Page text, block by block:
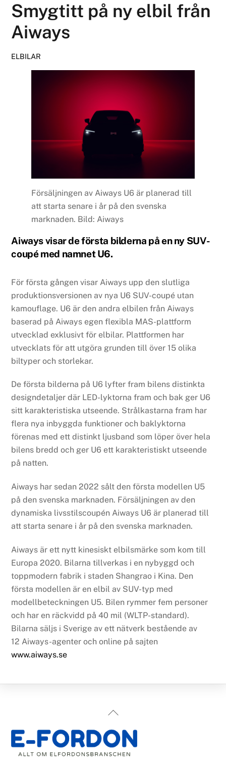
Smygtitt på ny elbil från
Aiways
ELBILAR
Försäljningen av Aiways U6 är planerad till
att starta senare i år på den svenska
marknaden. Bild: Aiways
Aiways visar de första bilderna på en ny SUV-
coupé med namnet U6.
För första gången visar Aiways upp den slutliga
produktionsversionen av nya U6 SUV-coupé utan
kamouflage. U6 är den andra elbilen från Aiways
baserad på Aiways egen flexibla MAS-plattform
utvecklad exklusivt för elbilar. Plattformen har
utvecklats för att utgöra grunden till över 15 olika
biltyper och storlekar.
De första bilderna på U6 lyfter fram bilens distinkta
designdetaljer där LED-lyktorna fram och bak ger U6
sitt karakteristiska utseende. Strålkastarna fram har
flera nya inbyggda funktioner och baklyktorna
förenas med ett distinkt ljusband som löper över hela
bilens bredd och ger U6 ett karakteristiskt utseende
på natten.
Aiways har sedan 2022 sålt den första modellen U5
på den svenska marknaden. Försäljningen av den
dynamiska livsstilscoupén Aiways U6 är planerad till
att starta senare i år på den svenska marknaden.
Aiways är ett nytt kinesiskt elbilsmärke som kom till
Europa 2020. Bilarna tillverkas i en nybyggd och
toppmodern fabrik i staden Shangrao i Kina. Den
första modellen är en elbil av SUV-typ med
modellbeteckningen U5. Bilen rymmer fem personer
och har en räckvidd på 40 mil (WLTP-standard).
Bilarna säljs i Sverige av ett nätverk bestående av
12 Aiways-agenter och online på sajten
www.aiways.se
Back
Top